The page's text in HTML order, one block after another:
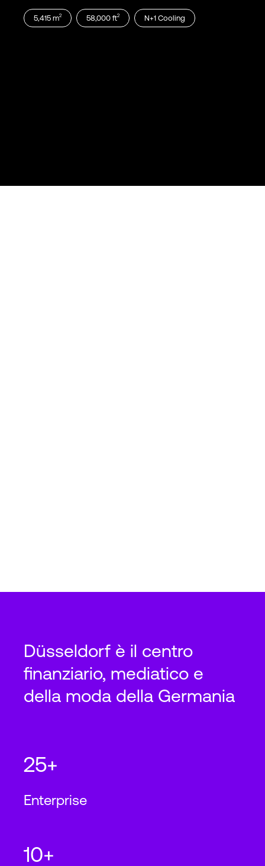
5,415 m2 58,000 ft2 N+1 Cooling
Düsseldorf è il centro
finanziario, mediatico e
della moda della Germania
25+
Enterprise
10+